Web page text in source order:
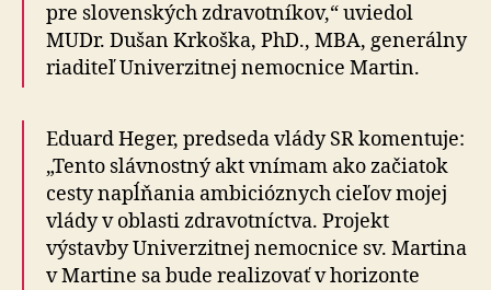
pre slovenských zdravotníkov,“ uviedol
MUDr. Dušan Krkoška, PhD., MBA, generálny
riaditeľ Univerzitnej nemocnice Martin.
Eduard Heger, predseda vlády SR komentuje:
„Tento slávnostný akt vnímam ako začiatok
cesty napĺňania ambicióznych cieľov mojej
vlády v oblasti zdravotníctva. Projekt
výstavby Univerzitnej nemocnice sv. Martina
v Martine sa bude realizovať v horizonte